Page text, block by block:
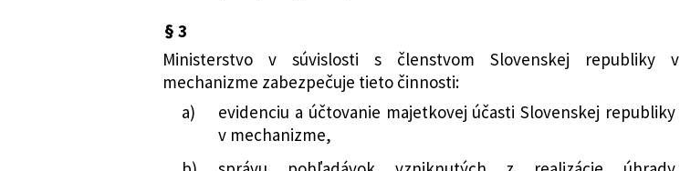
§ 3
Ministerstvo v súvislosti s členstvom Slovenskej republiky v
mechanizme zabezpečuje tieto činnosti:
a)
evidenciu a účtovanie majetkovej účasti Slovenskej republiky
v mechanizme,